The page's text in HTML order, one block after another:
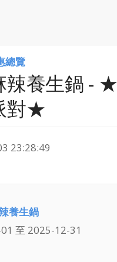
總覽
辣養生鍋 -
對★
23:28:49
養生鍋
至 2025-12-31